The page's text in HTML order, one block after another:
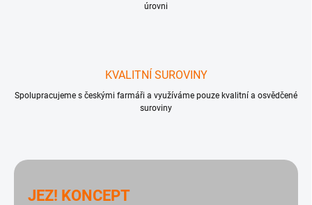
úrovni
KVALITNÍ SUROVINY
Spolupracujeme s českými farmáři a využíváme pouze kvalitní a osvědčené
suroviny
JEZ! KONCEPT